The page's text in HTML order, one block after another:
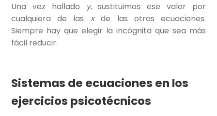
Una vez hallado y, sustituimos ese valor por
cualquiera de las xde las otras ecuaciones.
Siempre hay que elegir la incógnita que sea más
fácil reducir.
Sistemas de ecuaciones en los
ejercicios psicotécnicos